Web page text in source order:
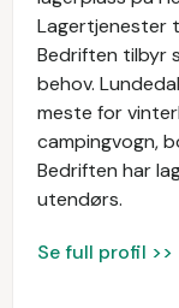
Lagertjenester
Bedriften tilbyr
behov.
meste for
campingvogn,
Bedriften har
utendørs.
Se full profil >>